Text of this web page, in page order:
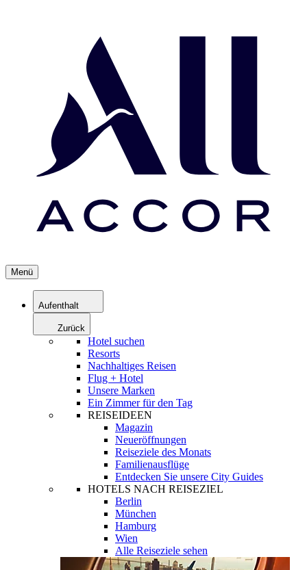
Menü
Aufenthalt
Zurück
Hotel suchen
Resorts
Nachhaltiges Reisen
Flug + Hotel
Unsere Marken
Ein Zimmer für den Tag
REISEIDEEN
Magazin
Neueröffnungen
Reiseziele des Monats
Familienausflüge
Entdecken Sie unsere City Guides
HOTELS NACH REISEZIEL
Berlin
München
Hamburg
Wien
Alle Reiseziele sehen